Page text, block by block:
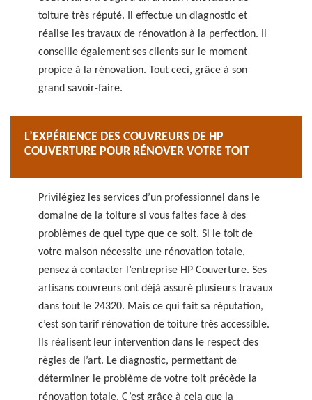
toiture très réputé. Il effectue un diagnostic et
réalise les travaux de rénovation à la perfection. Il
conseille également ses clients sur le moment
propice à la rénovation. Tout ceci, grâce à son
grand savoir-faire.
L’EXPÉRIENCE DES COUVREURS DE HP
COUVERTURE POUR RÉNOVER VOTRE TOIT
Privilégiez les services d’un professionnel dans le
domaine de la toiture si vous faites face à des
problèmes de quel type que ce soit. Si le toit de
votre maison nécessite une rénovation totale,
pensez à contacter l’entreprise HP Couverture. Ses
artisans couvreurs ont déjà assuré plusieurs travaux
dans tout le 24320. Mais ce qui fait sa réputation,
c’est son tarif rénovation de toiture très accessible.
Ils réalisent leur intervention dans le respect des
règles de l’art. Le diagnostic, permettant de
déterminer le problème de votre toit précède la
rénovation totale. C’est grâce à cela que la